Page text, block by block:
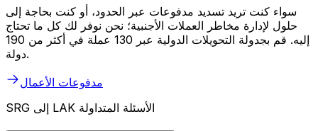
سواء كنت تريد تسديد مدفوعات عبر الحدود، أو كنت بحاجة إلى
حلول لإدارة مخاطر العملات الأجنبية؛ نحن نوفر لك كل ما تحتاج
إليه. قم بجدولة التحويلات الدولية عبر 130 عملة في أكثر من 190
دولة.
مدفوعات الأعمال
SRG إلى LAK الأسئلة المتداولة